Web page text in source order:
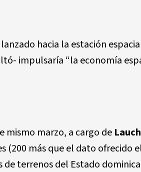
hacia la estación
impulsaría “la economía
mismo marzo, a cargo de
(200 más que el dato ofrecido
de terrenos del Estado